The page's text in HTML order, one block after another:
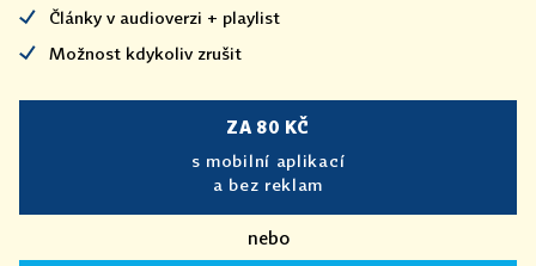
Články v audioverzi + playlist
Možnost kdykoliv zrušit
ZA 80 KČ
s mobilní aplikací
a bez reklam
nebo